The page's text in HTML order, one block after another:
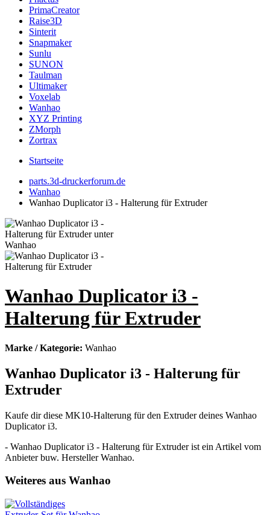
PrimaCreator
Raise3D
Sinterit
Snapmaker
Sunlu
SUNON
Taulman
Ultimaker
Voxelab
Wanhao
XYZ Printing
ZMorph
Zortrax
Startseite
parts.3d-druckerforum.de
Wanhao
Wanhao Duplicator i3 - Halterung für Extruder
Wanhao Duplicator i3 -
Halterung für Extruder
Marke / Kategorie: Wanhao
Wanhao Duplicator i3 - Halterung für
Extruder
Kaufe dir diese MK10-Halterung für den Extruder deines Wanhao
Duplicator i3.
- Wanhao Duplicator i3 - Halterung für Extruder ist ein Artikel vom
Anbieter buw. Hersteller Wanhao.
Weiteres aus Wanhao